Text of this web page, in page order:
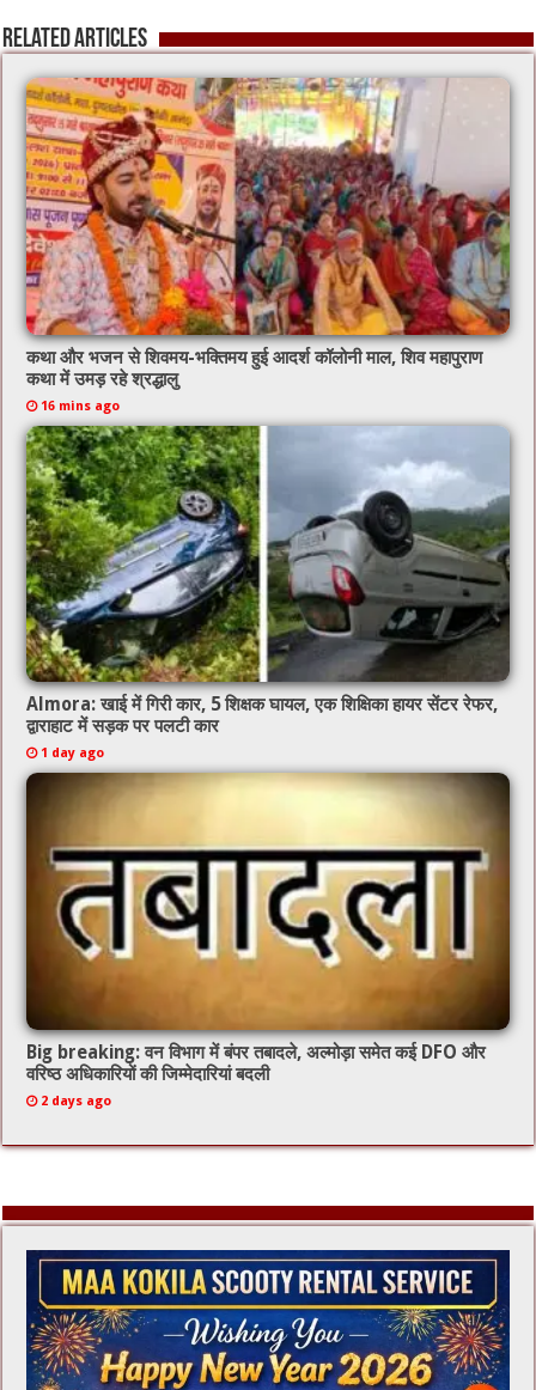
o
k
p
Related Articles
कथा और भजन से शिवमय-भक्तिमय हुई आदर्श कॉलोनी माल, शिव महापुराण
कथा में उमड़ रहे श्रद्धालु
16 mins ago
Almora: खाई में गिरी कार, 5 शिक्षक घायल, एक शिक्षिका हायर सेंटर रेफर,
द्वाराहाट में सड़क पर पलटी कार
1 day ago
Big breaking: वन विभाग में बंपर तबादले, अल्मोड़ा समेत कई DFO और
वरिष्ठ अधिकारियों की जिम्मेदारियां बदली
2 days ago